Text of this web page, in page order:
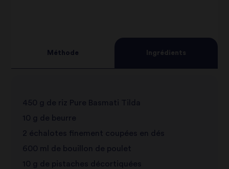
Méthode Ingrédients
450 g de riz Pure Basmati Tilda
10 g de beurre
2 échalotes finement coupées en dés
600 ml de bouillon de poulet
10 g de pistaches décortiquées